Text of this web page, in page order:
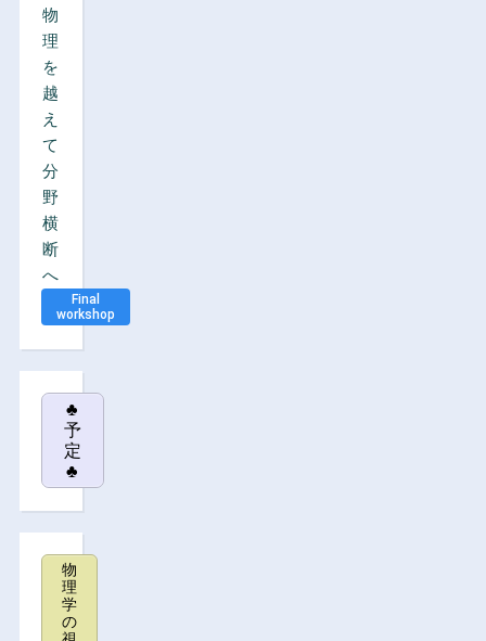
物
理
を
越
え
て
分
野
横
断
へ
Final
workshop
♣
予
定
♣
物
理
学
の